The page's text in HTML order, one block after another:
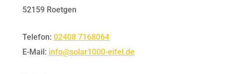
52159 Roetgen
Telefon: 02408 7168064
E-Mail: info@solar1000-eifel.de